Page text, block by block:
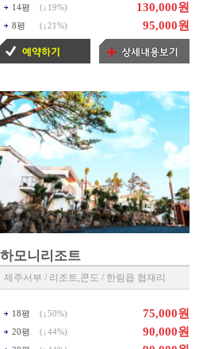
14평 (↓ 19%) 130,000원
8평 (↓ 21%) 95,000원
하모니리조트
제주서부 / 리조트,콘도 / 한림읍 협재리
18평 (↓ 50%) 75,000원
20평 (↓ 44%) 90,000원